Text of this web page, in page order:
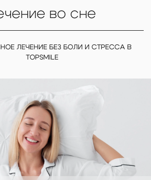
аппаратуры брекет-
6 000 ₽
дуга ортодонтическая
7 000 ₽
во сне
ЛЕЧЕНИЕ БЕЗ БОЛИ И СТРЕССА В
TOPSMILE